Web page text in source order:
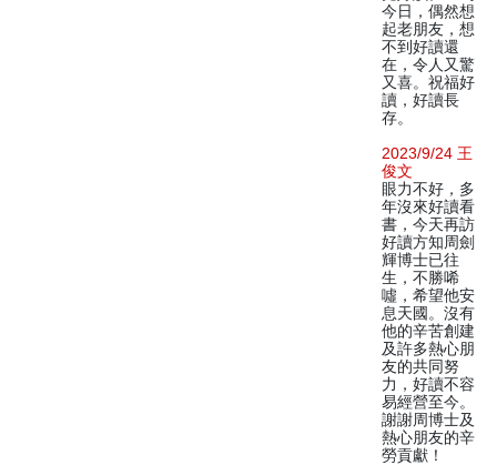
今日，偶然想
起老朋友，想
不到好讀還
在，令人又驚
又喜。祝福好
讀，好讀長
存。
2023/9/24 王
俊文
眼力不好，多
年沒來好讀看
書，今天再訪
好讀方知周劍
輝博士已往
生，不勝唏
噓，希望他安
息天國。沒有
他的辛苦創建
及許多熱心朋
友的共同努
力，好讀不容
易經營至今。
謝謝周博士及
熱心朋友的辛
勞貢獻！